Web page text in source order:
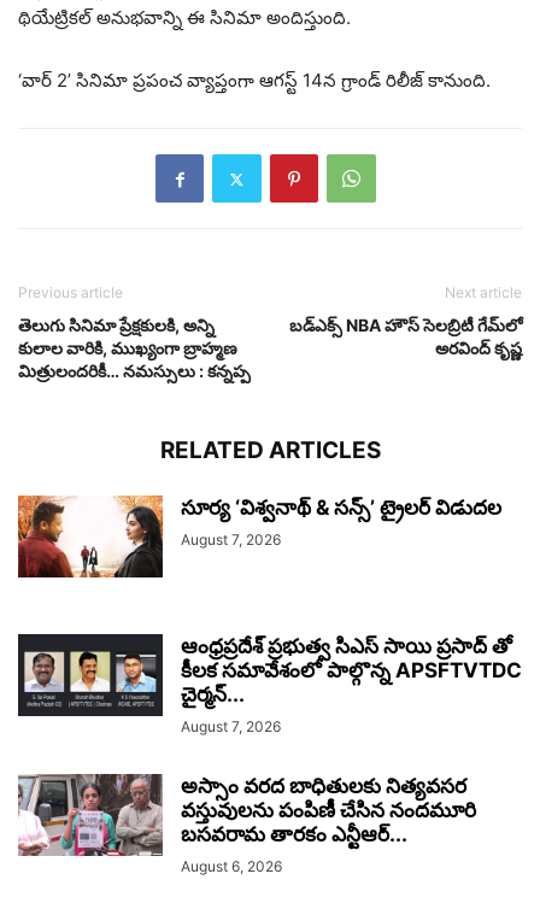
థియేట్రికల్ అనుభవాన్ని ఈ సినిమా అందిస్తుంది.
‘వార్ 2’ సినిమా ప్రపంచ వ్యాప్తంగా ఆగస్ట్ 14న గ్రాండ్ రిలీజ్ కానుంది.
Previous article
తెలుగు సినిమా ప్రేక్షకులకి, అన్ని
కులాల వారికి, ముఖ్యంగా బ్రాహ్మణ
మిత్రులందరికీ… నమస్సులు : కన్నప్ప
Next article
బడ్‌ఎక్స్ NBA హౌస్ సెలబ్రిటీ గేమ్‌లో
అరవింద్ కృష్ణ
RELATED ARTICLES
సూర్య ‘విశ్వనాథ్ & సన్స్’ ట్రైలర్ విడుదల
August 7, 2026
ఆంధ్రప్రదేశ్ ప్రభుత్వ సిఎస్ సాయి ప్రసాద్ తో
కీలక సమావేశంలో పాల్గొన్న APSFTVTDC
చైర్మన్...
August 7, 2026
అస్సాం వరద బాధితులకు నిత్యవసర
వస్తువులను పంపిణీ చేసిన నందమూరి
బసవరామ తారకం ఎన్టీఆర్...
August 6, 2026